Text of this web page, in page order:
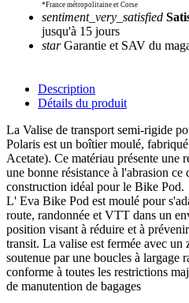
*France métropolitaine et Corse
sentiment_very_satisfied
jusqu'à 15 jours
starGarantie et SAV du
Description
Détails du produit
La Valise de transport semi-rigide
Polaris est un boîtier moulé,
Acetate). Ce matériau présente une
une bonne résistance à l'abrasion
construction idéal pour le Bike Pod.
L' Eva Bike Pod est moulé pour
route, randonnée et VTT dans un
position visant à réduire et à
transit. La valise est fermée avec un
soutenue par une boucles à
conforme à toutes les restrictions
de manutention de bagages